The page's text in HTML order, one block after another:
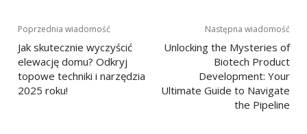
Nawigacja
wpisu
Poprzednia wiadomość
Jak skutecznie wyczyścić
elewację domu? Odkryj
topowe techniki i narzędzia
2025 roku!
Następna wiadomość
Unlocking the Mysteries of
Biotech Product
Development: Your
Ultimate Guide to Navigate
the Pipeline